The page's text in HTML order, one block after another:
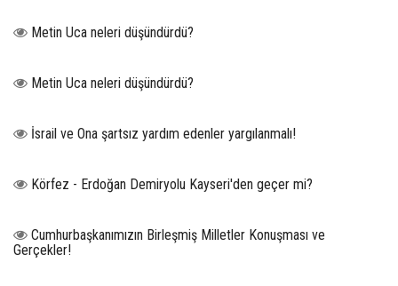
Metin Uca neleri düşündürdü?
Metin Uca neleri düşündürdü?
İsrail ve Ona şartsız yardım edenler yargılanmalı!
Körfez - Erdoğan Demiryolu Kayseri'den geçer mi?
Cumhurbaşkanımızın Birleşmiş Milletler Konuşması ve
Gerçekler!